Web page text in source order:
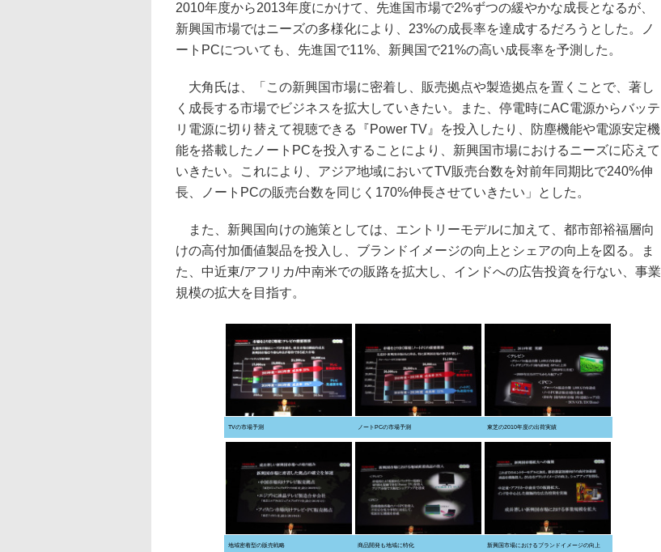
2010年度から2013年度にかけて、先進国市場で2%ずつの緩やかな成長となるが、
新興国市場ではニーズの多様化により、23%の成長率を達成するだろうとした。ノ
ートPCについても、先進国で11%、新興国で21%の高い成長率を予測した。
大角氏は、「この新興国市場に密着し、販売拠点や製造拠点を置くことで、著し
く成長する市場でビジネスを拡大していきたい。また、停電時にAC電源からバッテ
リ電源に切り替えて視聴できる『Power TV』を投入したり、防塵機能や電源安定機
能を搭載したノートPCを投入することにより、新興国市場におけるニーズに応えて
いきたい。これにより、アジア地域においてTV販売台数を対前年同期比で240%伸
長、ノートPCの販売台数を同じく170%伸長させていきたい」とした。
また、新興国向けの施策としては、エントリーモデルに加えて、都市部裕福層向
けの高付加価値製品を投入し、ブランドイメージの向上とシェアの向上を図る。ま
た、中近東/アフリカ/中南米での販路を拡大し、インドへの広告投資を行ない、事業
規模の拡大を目指す。
TVの市場予測 ノートPCの市場予測 東芝の2010年度の出荷実績
地域密着型の販売戦略 商品開発も地域に特化 新興国市場におけるブランドイメージの向上